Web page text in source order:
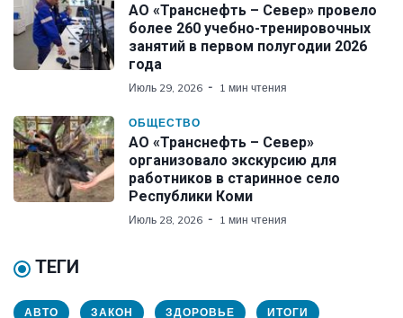
АО «Транснефть – Север» провело
более 260 учебно-тренировочных
занятий в первом полугодии 2026
года
Июль 29, 2026 1 мин чтения
ОБЩЕСТВО
АО «Транснефть – Север»
организовало экскурсию для
работников в старинное село
Республики Коми
Июль 28, 2026 1 мин чтения
ТЕГИ
АВТО ЗАКОН ЗДОРОВЬЕ ИТОГИ